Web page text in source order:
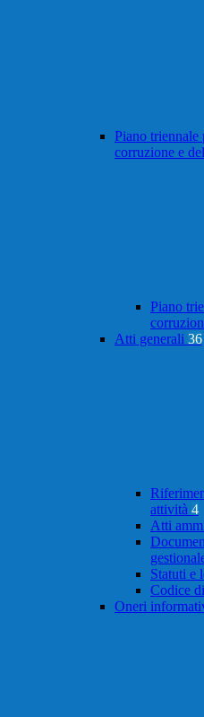
Piano triennale
corruzione e
Piano
Atti generali 36
attività 4
Atti
Statuti e
Codice
Oneri